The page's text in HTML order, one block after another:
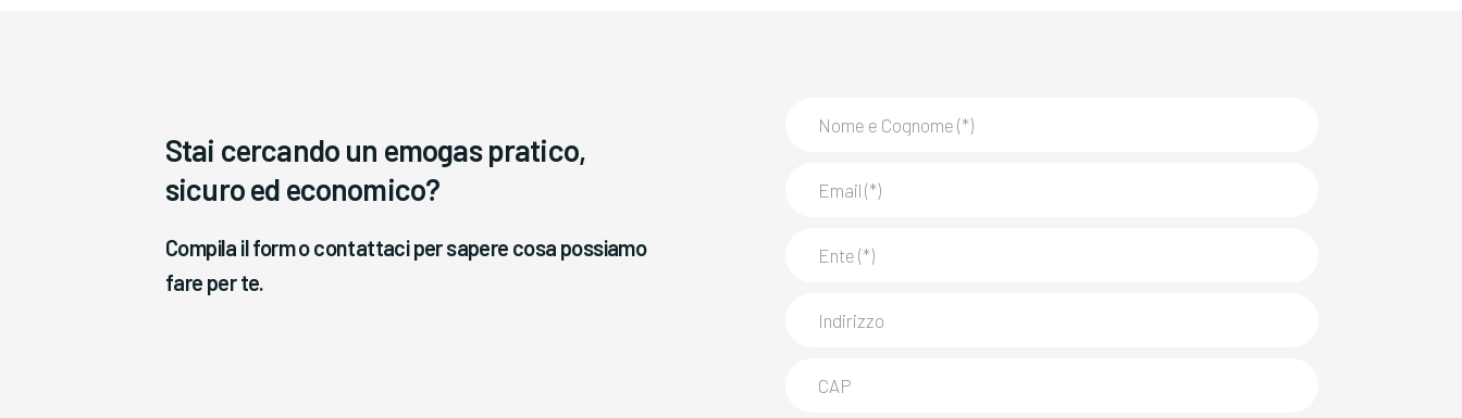
Stai cercando un emogas pratico,
sicuro ed economico?
Compila il form o contattaci per sapere cosa possiamo
fare per te.